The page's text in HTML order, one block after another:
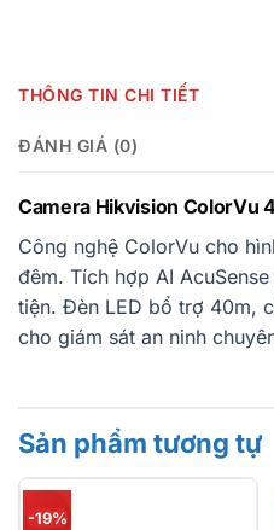
THÔNG TIN CHI TIẾT
ĐÁNH GIÁ (0)
Camera Hikvision ColorVu
Công nghệ ColorVu cho
đêm. Tích hợp AI
tiện. Đèn LED bổ trợ 40m,
cho giám sát an ninh
Sản phẩm tương tự
-19%